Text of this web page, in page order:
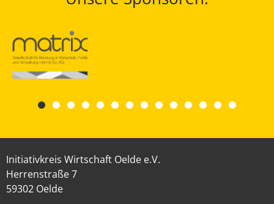
Initiativkreis Wirtschaft Oelde e.V.
Herrenstraße 7
59302 Oelde